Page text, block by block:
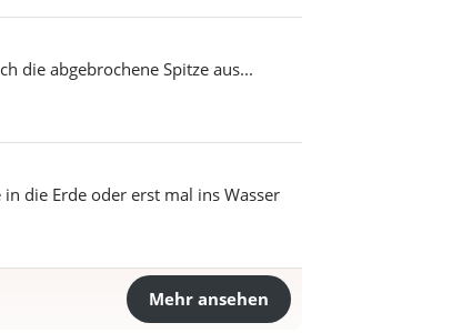
die abgebrochene Spitze aus...
die Erde oder erst mal ins Wasser
Mehr ansehen